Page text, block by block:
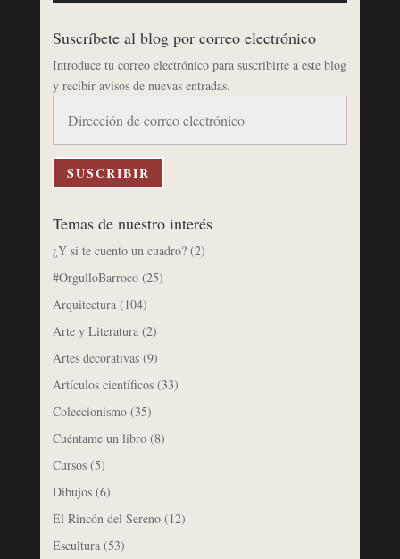
Suscríbete al blog por correo electrónico
Introduce tu correo electrónico para suscribirte a este blog
y recibir avisos de nuevas entradas.
correo
electrónico
SUSCRIBIR
Temas de nuestro interés
¿Y si te cuento un cuadro?(2)
#OrgulloBarroco(25)
Arquitectura(104)
Arte y Literatura(2)
Artes decorativas(9)
Artículos científicos(33)
Coleccionismo(35)
Cuéntame un libro(8)
Cursos(5)
Dibujos(6)
El Rincón del Sereno(12)
Escultura(53)